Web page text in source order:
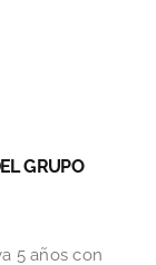
GRUPO
5 años con